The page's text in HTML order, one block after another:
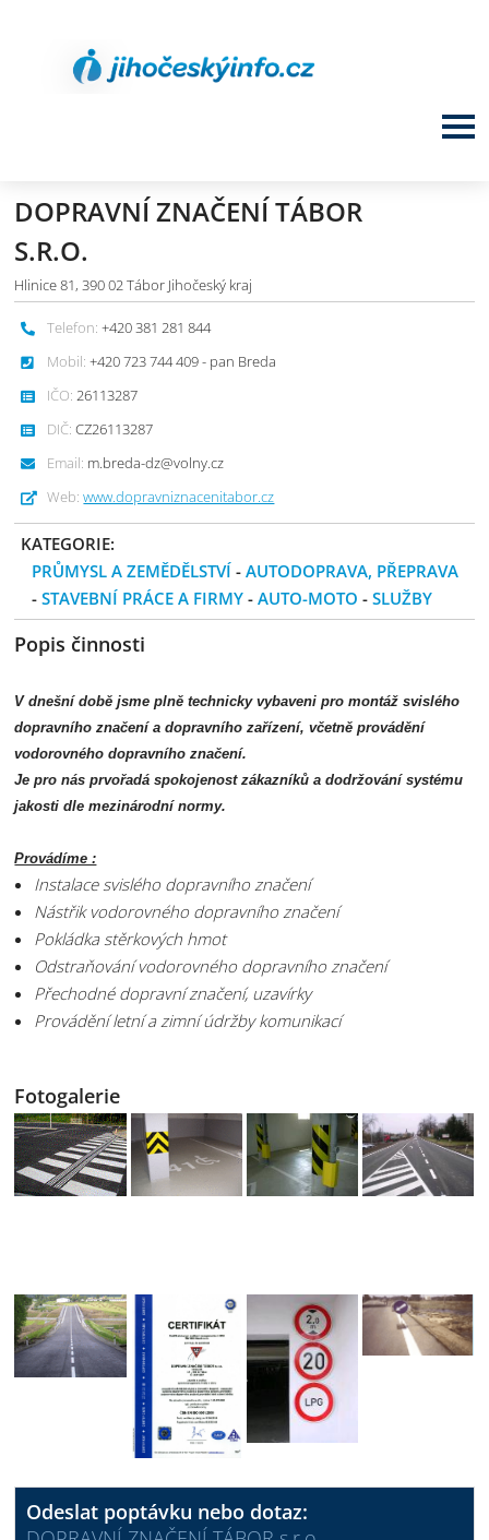
DOPRAVNÍ ZNAČENÍ TÁBOR
S.R.O.
Hlinice 81, 390 02 Tábor Jihočeský kraj
Telefon: +420 381 281 844
Mobil: +420 723 744 409 - pan Breda
IČO: 26113287
DIČ: CZ26113287
Email: m.breda-dz@volny.cz
Web: www.dopravniznacenitabor.cz
KATEGORIE:
PRŮMYSL A ZEMĚDĚLSTVÍ -AUTODOPRAVA, PŘEPRAVA
-STAVEBNÍ PRÁCE A FIRMY -AUTO-MOTO -SLUŽBY
Popis činnosti
V dnešní době jsme plně technicky vybaveni pro montáž svislého
dopravního značení a dopravního zařízení, včetně provádění
vodorovného dopravního značení.
Je pro nás prvořadá spokojenost zákazníků a dodržování systému
jakosti dle mezinárodní normy.
Provádíme :
Instalace svislého dopravního značení
Nástřik vodorovného dopravního značení
Pokládka stěrkových hmot
Odstraňování vodorovného dopravního značení
Přechodné dopravní značení, uzavírky
Provádění letní a zimní údržby komunikací
Fotogalerie
Odeslat poptávku nebo dotaz: